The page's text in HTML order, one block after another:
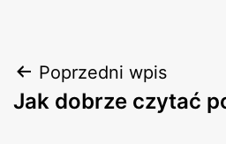
Nawigacja
wpisu
Poprzedni wpis
Jak dobrze czytać